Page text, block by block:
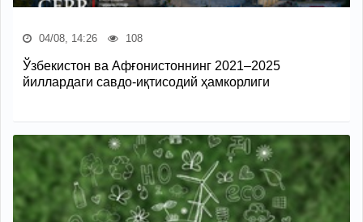
04/08, 14:26 108
Ўзбекистон ва Афғонистоннинг 2021–2025
йиллардаги савдо-иқтисодий ҳамкорлиги